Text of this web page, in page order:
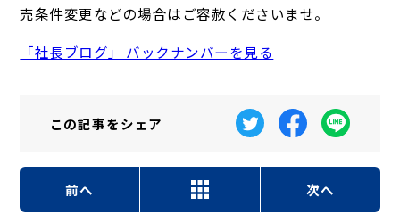
売条件変更などの場合はご容赦くださいませ。
「社長ブログ」 バックナンバーを見る
この記事をシェア
前へ 次へ